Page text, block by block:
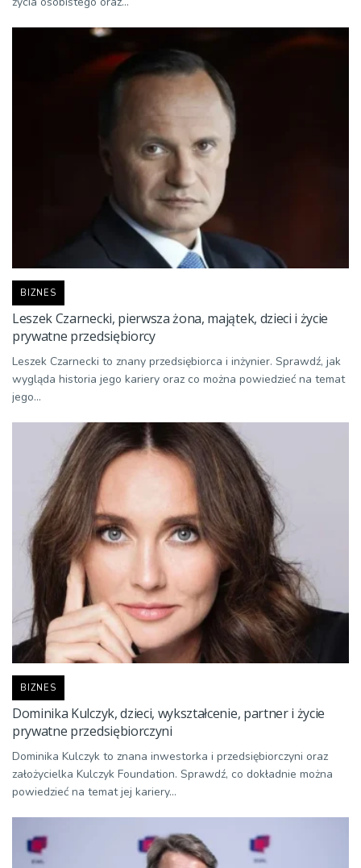
BIZNES
Leszek Czarnecki, pierwsza żona, majątek, dzieci i życie
prywatne przedsiębiorcy
Leszek Czarnecki to znany przedsiębiorca i inżynier. Sprawdź, jak
wygląda historia jego kariery oraz co można powiedzieć na temat
jego...
BIZNES
Dominika Kulczyk, dzieci, wykształcenie, partner i życie
prywatne przedsiębiorczyni
Dominika Kulczyk to znana inwestorka i przedsiębiorczyni oraz
założycielka Kulczyk Foundation. Sprawdź, co dokładnie można
powiedzieć na temat jej kariery...